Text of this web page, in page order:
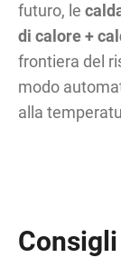
futuro, le
di calore +
frontiera del
modo
alla